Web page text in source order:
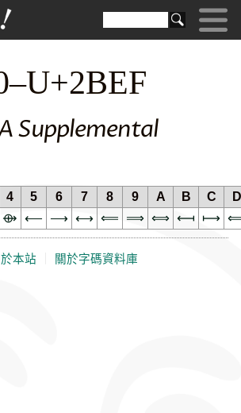
Supplemental
4 5 6 7 8 9 A B C
D
⟴ ⟵ ⟶ ⟷ ⟸ ⟹ ⟺ ⟻ ⟼
本站 關於字碼資料庫